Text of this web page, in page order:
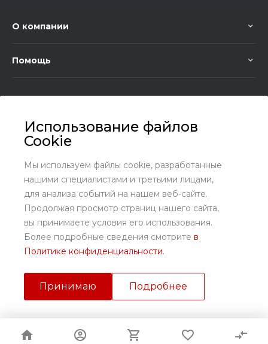
Использование файлов
Cookie
Мы используем файлы cookie, разработанные
нашими специалистами и третьими лицами,
для анализа событий на нашем веб-сайте.
Продолжая просмотр страниц нашего сайта,
вы принимаете условия его использования.
Более подробные сведения смотрите в
Политике конфиденциальности.
Принимаю Подробнее
О компании
Помощь
sales@kundrat.ru
Ростовская обл., Октябрьский р-н., х. Заречный, ул.
Заречная, 58
© 2026 ПК «Кундрат», Все права защищены